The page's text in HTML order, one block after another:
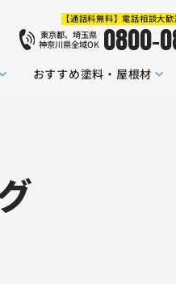
おすすめ塗料・屋根材
【通話料無料】電話相談大
東京都、埼玉県
神奈川県全域OK 0800-